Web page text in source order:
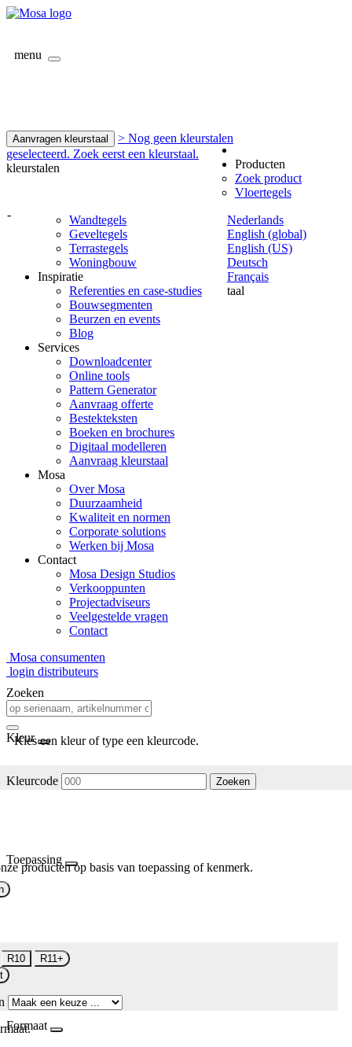
menu
Aanvragen kleurstaal
> Nog geen kleurstalen
geselecteerd. Zoek eerst een kleurstaal.
kleurstalen
-
Nederlands
English (global)
English (US)
Deutsch
Français
taal
Producten
Zoek product
Vloertegels
Wandtegels
Geveltegels
Terrastegels
Woningbouw
Inspiratie
Referenties en case-studies
Bouwsegmenten
Beurzen en events
Blog
Services
Downloadcenter
Online tools
Pattern Generator
Aanvraag offerte
Bestekteksten
Boeken en brochures
Digitaal modelleren
Aanvraag kleurstaal
Mosa
Over Mosa
Duurzaamheid
Kwaliteit en normen
Corporate solutions
Werken bij Mosa
Contact
Mosa Design Studios
Verkooppunten
Projectadviseurs
Veelgestelde vragen
Contact
Mosa consumenten
login distributeurs
Zoeken
Kleur
Kies een kleur of type een kleurcode.
Kleurcode Zoeken
Toepassing
producten op basis van toepassing of kenmerk.
R10
R11+
Formaat